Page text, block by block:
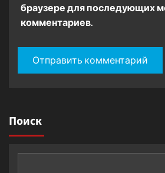
браузере для последующих
комментариев.
Поиск